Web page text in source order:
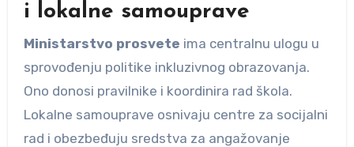
i lokalne samouprave
Ministarstvo prosvete ima centralnu ulogu u
sprovođenju politike inkluzivnog obrazovanja.
Ono donosi pravilnike i koordinira rad škola.
Lokalne samouprave osnivaju centre za socijalni
rad i obezbeđuju sredstva za angažovanje